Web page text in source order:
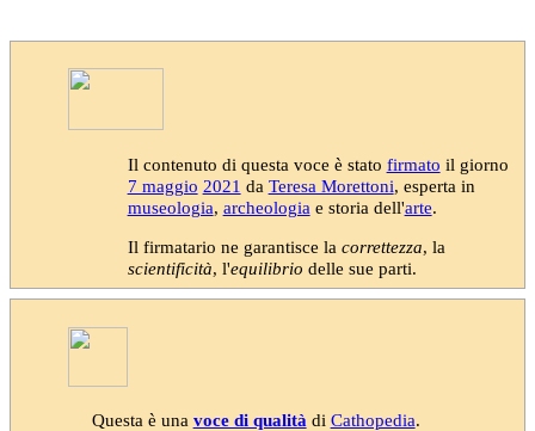
Il contenuto di questa voce è stato firmato il giorno
7 maggio 2021 da Teresa Morettoni, esperta in
museologia, archeologia e storia dell'arte.
Il firmatario ne garantisce la correttezza, la
scientificità, l'equilibrio delle sue parti.
Questa è una voce di qualità di Cathopedia.